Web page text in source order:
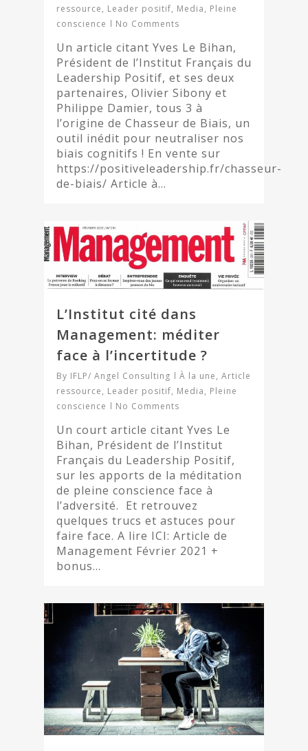
ressource, Leader positif, Media, Pleine
conscience
No Comments
Un article citant Yves Le Bihan,
Président de l’Institut Français du
Leadership Positif, et ses deux
partenaires, Olivier Sibony et
Philippe Damier, tous 3 à
l’origine de Chasseur de Biais, un
outil inédit pour neutraliser nos
biais cognitifs ! En vente sur
https://positiveleadership.fr/chasseur-
de-biais/ Article à…
L’Institut cité dans
Management: méditer
face à l’incertitude ?
By IFLP/ Angel Consulting À la une, Article
ressource, Leader positif, Media, Pleine
conscience
No Comments
Un court article citant Yves Le
Bihan, Président de l’Institut
Français du Leadership Positif,
sur les apports de la méditation
de pleine conscience face à
l’adversité. Et retrouvez
quelques trucs et astuces pour
faire face. A lire ICI: Article de
Management Février 2021 +
bonus…